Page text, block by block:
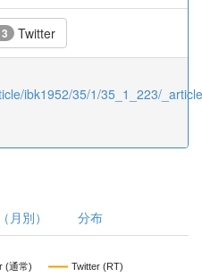
Twitter
ibk1952/35/1/35_1_223/
月別） 分布
(通常) Twitter (RT)